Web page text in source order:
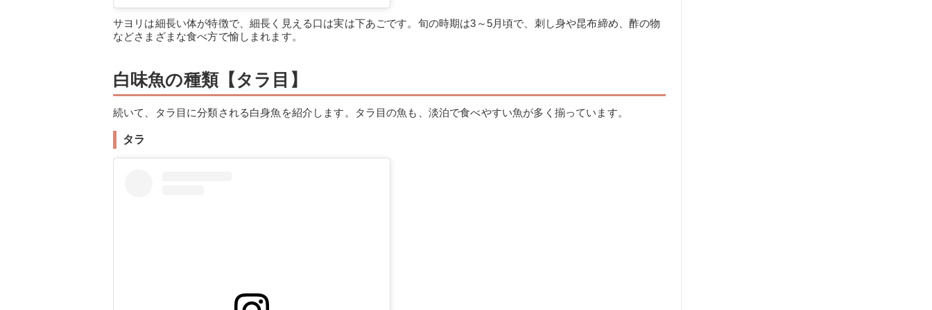
サヨリは細長い体が特徴で、細長く見える口は実は下あごです。旬の時期は3～5月頃で、刺し身や昆布締め、酢の物
などさまざまな食べ方で愉しまれます。
白味魚の種類【タラ目】
続いて、タラ目に分類される白身魚を紹介します。タラ目の魚も、淡泊で食べやすい魚が多く揃っています。
タラ